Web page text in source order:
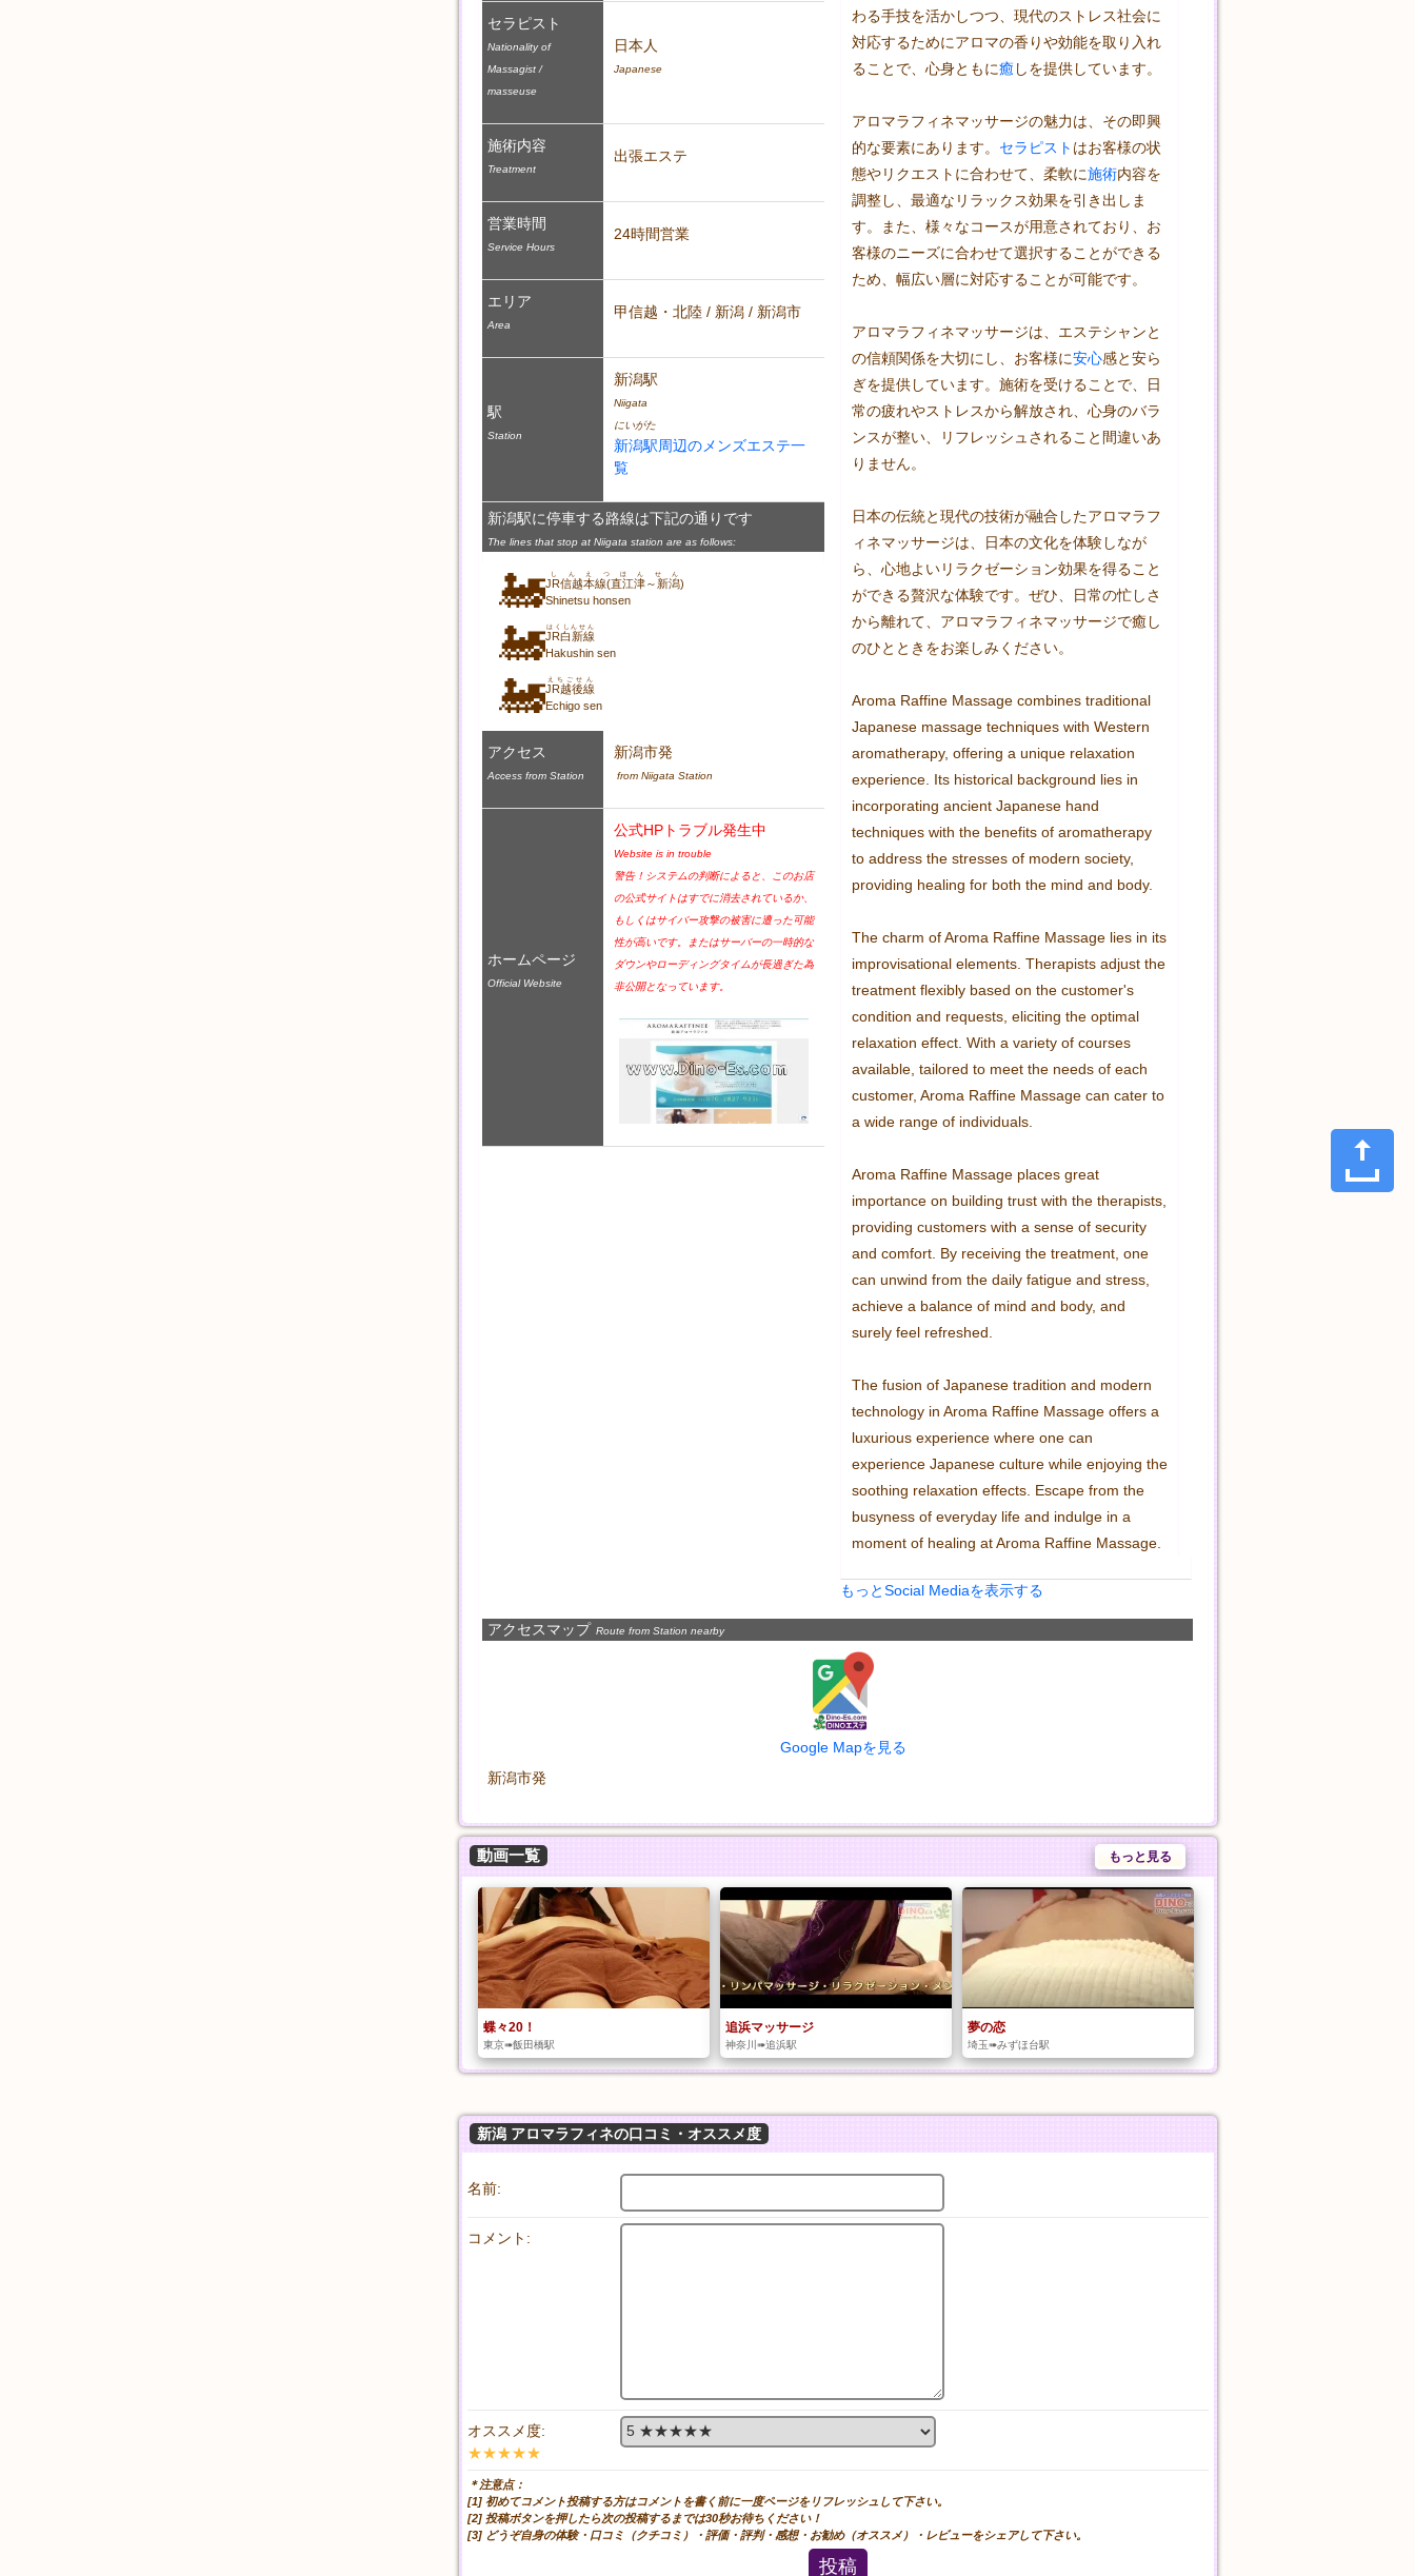
わる手技を活かしつつ、現代のストレス社会に
対応するためにアロマの香りや効能を取り入れ
ることで、心身ともに癒 しを提供しています。
アロマラフィネマッサージの魅力は、その即興
的な要素にあります。 セラピスト はお客様の状
態やリクエストに合わせて、柔軟に施術内容を
調整し、最適なリラックス効果を引き出しま
す。また、様々なコースが用意されており、お
客様のニーズに合わせて選択することができる
ため、幅広い層に対応することが可能です。
アロマラフィネマッサージは、エステシャンと
の信頼関係を大切にし、お客様に安心感と安ら
ぎを提供しています。施術を受けることで、日
常の疲れやストレスから解放され、心身のバラ
ンスが整い、リフレッシュされること間違いあ
りません。
日本の伝統と現代の技術が融合したアロマラフ
ィネマッサージは、日本の文化を体験しなが
ら、心地よいリラクゼーション効果を得ること
ができる贅沢な体験です。ぜひ、日常の忙しさ
から離れて、アロマラフィネマッサージで癒し
のひとときをお楽しみください。
Aroma Raffine Massage combines traditional
Japanese massage techniques with Western
aromatherapy, offering a unique relaxation
experience. Its historical background lies in
incorporating ancient Japanese hand
techniques with the benefits of aromatherapy
to address the stresses of modern society,
providing healing for both the mind and body.
The charm of Aroma Raffine Massage lies in its
improvisational elements. Therapists adjust the
treatment flexibly based on the customer's
condition and requests, eliciting the optimal
relaxation effect. With a variety of courses
available, tailored to meet the needs of each
customer, Aroma Raffine Massage can cater to
a wide range of individuals.
Aroma Raffine Massage places great
importance on building trust with the therapists,
providing customers with a sense of security
and comfort. By receiving the treatment, one
can unwind from the daily fatigue and stress,
achieve a balance of mind and body, and
surely feel refreshed.
The fusion of Japanese tradition and modern
technology in Aroma Raffine Massage offers a
luxurious experience where one can
experience Japanese culture while enjoying the
soothing relaxation effects. Escape from the
busyness of everyday life and indulge in a
moment of healing at Aroma Raffine Massage.
もっとSocial Mediaを表示する
セラピスト
Nationality of
Massagist /
masseuse
日本人
Japanese
施術内容
Treatment
出張エステ
営業時間
Service Hours
24時間営業
エリア
Area
甲信越・北陸 / 新潟 / 新潟市
駅
Station
新潟駅
Niigata
にいがた
新潟駅周辺のメンズエステ一
覧
新潟駅に停車する路線は下記の通りです
The lines that stop at Niigata station are as follows:
🚂JR信越本線(直江津～新潟)
しんえつほんせん
Shinetsu honsen
🚂JR白新線
はくしんせん
Hakushin sen
🚂JR越後線
えちごせん
Echigo sen
アクセス
Access from Station
新潟市発
from Niigata Station
ホームページ
Official Website
公式HPトラブル発生中
Website is in trouble
警告！システムの判断によると、このお店
の公式サイトはすでに消去されているか、
もしくはサイバー攻撃の被害に遭った可能
性が高いです。またはサーバーの一時的な
ダウンやローディングタイムが長過ぎた為
非公開となっています。
アクセスマップ Route from Station nearby
Google Mapを見る
新潟市発
動画一覧 もっと見る
蝶々20！
東京➠飯田橋駅
追浜マッサージ
神奈川➠追浜駅
夢の恋
埼玉➠みずほ台駅
新潟 アロマラフィネの口コミ・オススメ度
名前:
コメント:
オススメ度:
★★★★★
＊注意点：
[1] 初めてコメント投稿する方はコメントを書く前に一度ページをリフレッシュして下さい。
[2] 投稿ボタンを押したら次の投稿するまでは30秒お待ちください！
[3] どうぞ自身の体験・口コミ（クチコミ）・評価・評判・感想・お勧め（オススメ）・レビューをシェアして下さい。
投稿